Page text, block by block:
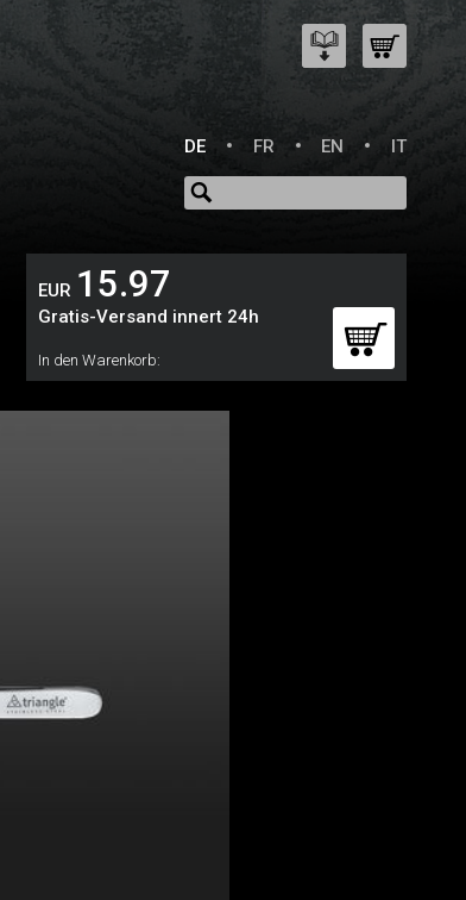
DE
FR EN IT
EUR 15.97
Gratis-Versand innert 24h
In den Warenkorb: